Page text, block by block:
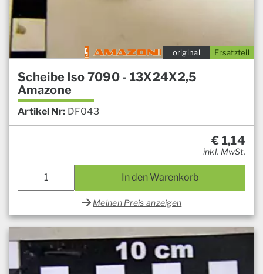
Ersatzteil
original
Scheibe Iso 7090 - 13X24X2,5
Amazone
Artikel Nr: DF043
€ 1,14
inkl. MwSt.
In den Warenkorb
Meinen Preis anzeigen